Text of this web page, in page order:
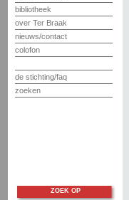
bibliotheek
over Ter Braak
nieuws/contact
colofon
de stichting/faq
zoeken
ZOEK OP